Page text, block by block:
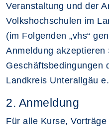
Veranstaltung und der
Volkshochschulen im
(im Folgenden „vhs“
Anmeldung akzeptieren
Geschäftsbedingungen
Landkreis Unterallgäu
2. Anmeldung
Für alle Kurse,